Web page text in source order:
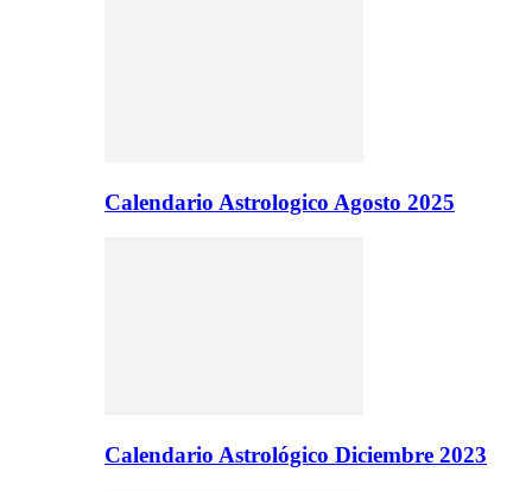
Calendario Astrologico Agosto 2025
Calendario Astrológico Diciembre 2023